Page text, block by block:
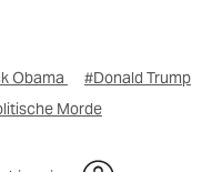
Obama
#Donald Trump
Morde